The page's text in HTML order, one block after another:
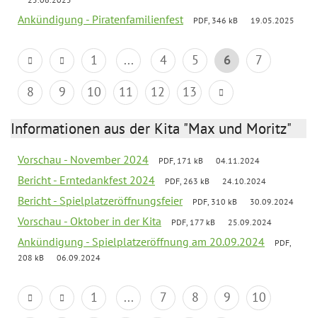
Ankündigung - Piratenfamilienfest PDF, 346 kB 19.05.2025
1 ... 4 5 6
7
8
9 10 11 12 13
Informationen aus der Kita "Max und Moritz"
Vorschau - November 2024 PDF, 171 kB 04.11.2024
Bericht - Erntedankfest 2024 PDF, 263 kB 24.10.2024
Bericht - Spielplatzeröffnungsfeier PDF, 310 kB 30.09.2024
Vorschau - Oktober in der Kita PDF, 177 kB 25.09.2024
Ankündigung - Spielplatzeröffnung am 20.09.2024
PDF,
208 kB
06.09.2024
1 ... 7 8 9
10